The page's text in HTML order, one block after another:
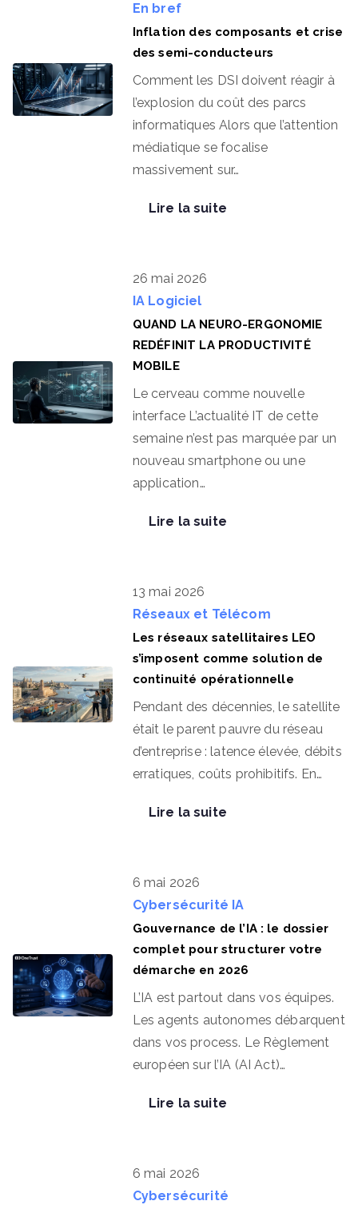
En bref
Inflation des composants et crise
des semi-conducteurs
Comment les DSI doivent réagir à
l’explosion du coût des parcs
informatiques Alors que l’attention
médiatique se focalise
massivement sur…
Lire la suite
26 mai 2026
IA Logiciel
QUAND LA NEURO-ERGONOMIE
REDÉFINIT LA PRODUCTIVITÉ
MOBILE
Le cerveau comme nouvelle
interface L’actualité IT de cette
semaine n’est pas marquée par un
nouveau smartphone ou une
application…
Lire la suite
13 mai 2026
Réseaux et Télécom
Les réseaux satellitaires LEO
s’imposent comme solution de
continuité opérationnelle
Pendant des décennies, le satellite
était le parent pauvre du réseau
d’entreprise : latence élevée, débits
erratiques, coûts prohibitifs. En…
Lire la suite
6 mai 2026
Cybersécurité IA
Gouvernance de l’IA : le dossier
complet pour structurer votre
démarche en 2026
L’IA est partout dans vos équipes.
Les agents autonomes débarquent
dans vos process. Le Règlement
européen sur l’IA (AI Act)…
Lire la suite
6 mai 2026
Cybersécurité